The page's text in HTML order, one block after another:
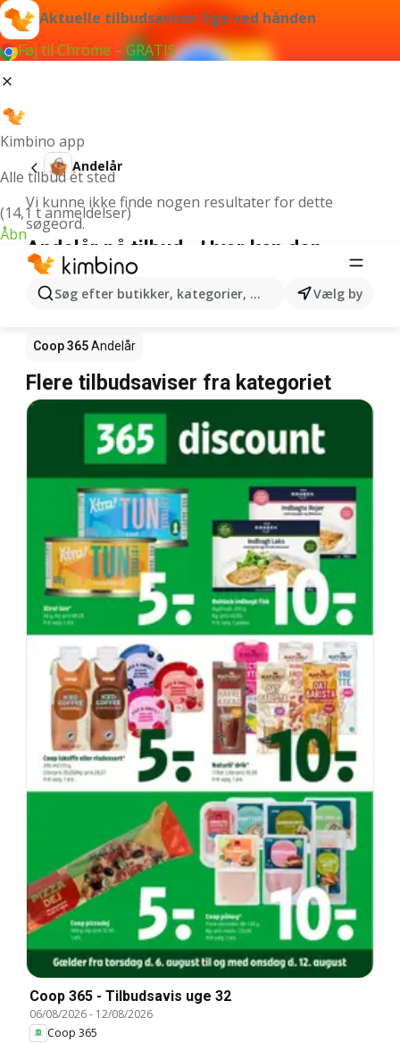
Aktuelle tilbudsaviser lige ved hånden
Føj til Chrome – GRATIS
Kimbino app
Alle tilbud ét sted
(14,1 t anmeldelser)
Åbn
Søg efter butikker, kategorier, produkter...Vælg by
Andelår
Vi kunne ikke finde nogen resultater for dette
søgeord.
Andelår på tilbud - Hvor kan den
købes?
Coop 365Andelår
Flere tilbudsaviser fra kategoriet
Coop 365 - Tilbudsavis uge 32
06/08/2026- 12/08/2026
Coop 365